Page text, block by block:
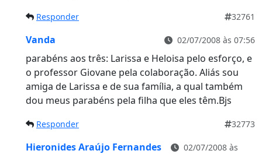
Responder 32761
Vanda 02/07/2008 às 07:56
parabéns aos três: Larissa e Heloisa pelo esforço, e
o professor Giovane pela colaboração. Aliás sou
amiga de Larissa e de sua família, a qual também
dou meus parabéns pela filha que eles têm.Bjs
Responder 32773
Hieronides Araújo Fernandes
02/07/2008 às